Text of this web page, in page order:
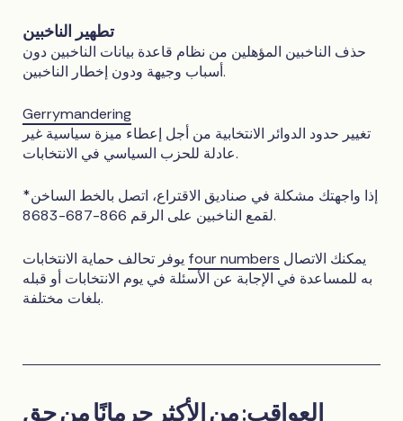
تطهير الناخبين
حذف الناخبين المؤهلين من نظام قاعدة بيانات الناخبين دون
أسباب وجيهة ودون إخطار الناخبين.
Gerrymandering
تغيير حدود الدوائر الانتخابية من أجل إعطاء ميزة سياسية غير
عادلة للحزب السياسي في الانتخابات.
*إذا واجهتك مشكلة في صناديق الاقتراع، اتصل بالخط الساخن
لقمع الناخبين على الرقم 866-687-8683.
four numbers
به للمساعدة في الإجابة عن الأسئلة في يوم الانتخابات أو قبله
بلغات مختلفة.
العواقب: من الأكثر حرمانًا من حق